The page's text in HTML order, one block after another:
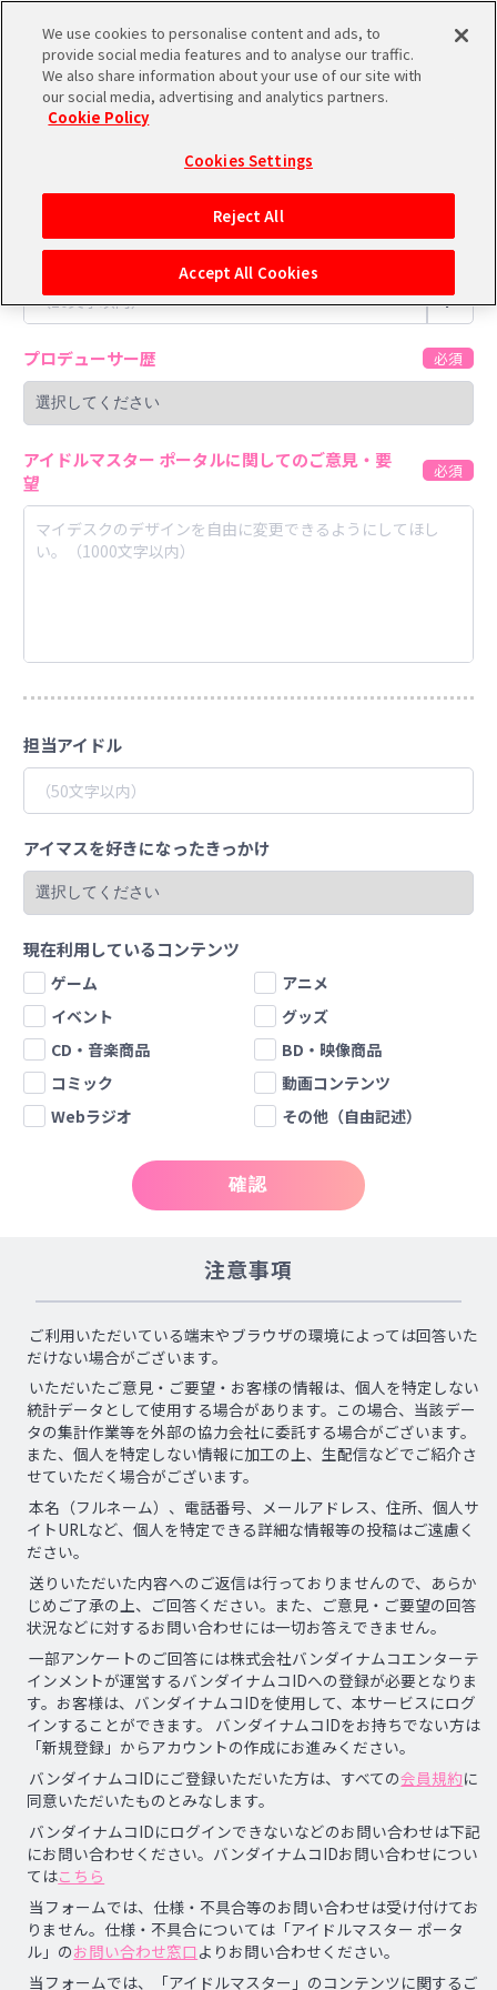
スケジュール 検索
バンダイナムコIDで
アイドルマスター ポータルへの登録について
シリアルコード・
あいことば
活動履歴
閲覧履歴・購入履歴
チェックイン
マイスケジュール メモ
マイデスク設定変更
アイドルマスター ポータルに関する
プロデューサーネーム
P
プロデューサー歴
アイドルマスター ポータルに関してのご意見・要
望
マイデスクのデザインを自由に変更できるようにしてほし
い。（1000文字以内）
担当アイドル
アイマスを好きになったきっかけ
現在利用しているコンテンツ
ゲーム
アニメ
イベント
グッズ
CD・音楽商品
BD・映像商品
コミック
動画コンテンツ
Webラジオ
その他（自由記述）
確認
注意事項
ご利用いただいている端末やブラウザの環境によっては回答いた
だけない場合がございます。
いただいたご意見・ご要望・お客様の情報は、個人を特定しない
統計データとして使用する場合があります。この場合、当該デー
タの集計作業等を外部の協力会社に委託する場合がございます。
また、個人を特定しない情報に加工の上、生配信などでご紹介さ
せていただく場合がございます。
本名（フルネーム）、電話番号、メールアドレス、住所、個人サ
イトURLなど、個人を特定できる詳細な情報等の投稿はご遠慮く
ださい。
送りいただいた内容へのご返信は行っておりませんので、あらか
じめご了承の上、ご回答ください。また、ご意見・ご要望の回答
状況などに対するお問い合わせには一切お答えできません。
一部アンケートのご回答には株式会社バンダイナムコエンターテ
インメントが運営するバンダイナムコIDへの登録が必要となりま
す。お客様は、バンダイナムコIDを使用して、本サービスにログ
インすることができます。 バンダイナムコIDをお持ちでない方は
「新規登録」からアカウントの作成にお進みください。
バンダイナムコIDにご登録いただいた方は、すべての会員規約に
同意いただいたものとみなします。
バンダイナムコIDにログインできないなどのお問い合わせは下記
にお問い合わせください。バンダイナムコIDお問い合わせについ
てはこちら
当フォームでは、仕様・不具合等のお問い合わせは受け付けてお
りません。仕様・不具合については「アイドルマスター ポータ
ル」のお問い合わせ窓口 よりお問い合わせください。
当フォームでは、「アイドルマスター」のコンテンツに関するご
We use cookies to personalise content and ads, to
provide social media features and to analyse our traffic.
We also share information about your use of our site with
our social media, advertising and analytics partners.
Cookie Policy
Cookies Settings
Reject All
Accept All Cookies